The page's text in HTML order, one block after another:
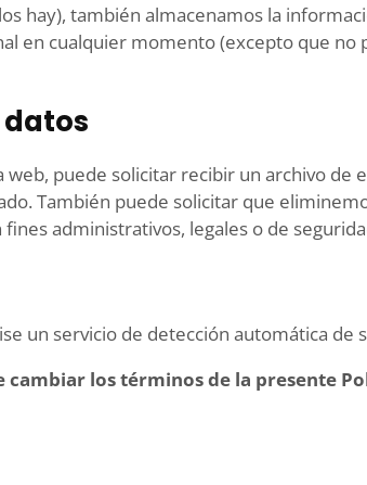
hay), también almacenamos la
en cualquier momento (excepto que
datos
puede solicitar recibir un archivo
También puede solicitar que
administrativos, legales o de
un servicio de detección automática de
cambiar los términos de la presente